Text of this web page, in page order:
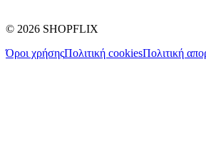
© 2026 SHOPFLIX
Όροι χρήσηςΠολιτική cookiesΠολιτική